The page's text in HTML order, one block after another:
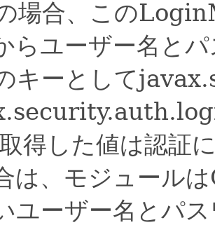
場合、この
らユーザー名と
キーとして
取得した値は認証
は、モジュール
ユーザー名とパ